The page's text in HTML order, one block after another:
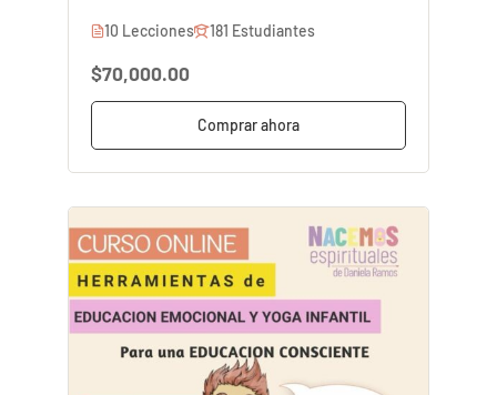
10 Lecciones 181 Estudiantes
$70,000.00
Comprar ahora